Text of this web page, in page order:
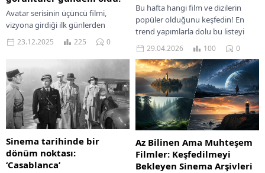
Avatar serisinin üçüncü filmi,
vizyona girdiği ilk günlerden
itibaren hem salonlardaki ilgiyi
hem de sosyal medyadaki
etkileşimi yeniden yukarı taşıdı....
23.12.2025 225 0
Bu hafta hangi film ve dizilerin
popüler olduğunu keşfedin! En
trend yapımlarla dolu bu listeyi
kaçırmayın. İyi seyirler!
29.04.2026 100 0
Sinema tarihinde bir
dönüm noktası:
‘Casablanca’
Az Bilinen Ama Muhteşem
Filmler: Keşfedilmeyi
Bekleyen Sinema Arşivleri